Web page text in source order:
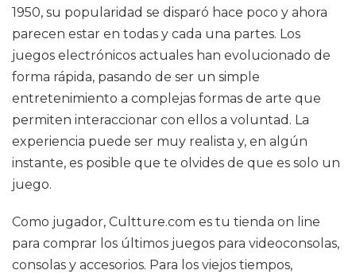
1950, su popularidad se disparó hace poco y ahora
parecen estar en todas y cada una partes. Los
juegos electrónicos actuales han evolucionado de
forma rápida, pasando de ser un simple
entretenimiento a complejas formas de arte que
permiten interaccionar con ellos a voluntad. La
experiencia puede ser muy realista y, en algún
instante, es posible que te olvides de que es solo un
juego.
Como jugador, Cultture.com es tu tienda on line
para comprar los últimos juegos para videoconsolas,
consolas y accesorios. Para los viejos tiempos,